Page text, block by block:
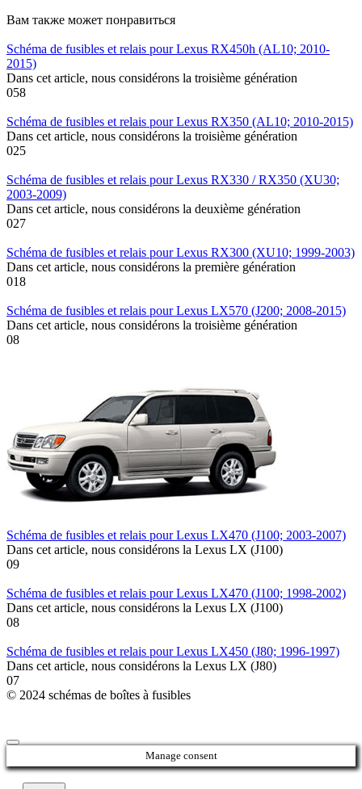
Вам также может понравиться
Schéma de fusibles et relais pour Lexus RX450h (AL10; 2010-
2015)
Dans cet article, nous considérons la troisième génération
058
Schéma de fusibles et relais pour Lexus RX350 (AL10; 2010-2015)
Dans cet article, nous considérons la troisième génération
025
Schéma de fusibles et relais pour Lexus RX330 / RX350 (XU30;
2003-2009)
Dans cet article, nous considérons la deuxième génération
027
Schéma de fusibles et relais pour Lexus RX300 (XU10; 1999-2003)
Dans cet article, nous considérons la première génération
018
Schéma de fusibles et relais pour Lexus LX570 (J200; 2008-2015)
Dans cet article, nous considérons la troisième génération
08
Schéma de fusibles et relais pour Lexus LX470 (J100; 2003-2007)
Dans cet article, nous considérons la Lexus LX (J100)
09
Schéma de fusibles et relais pour Lexus LX470 (J100; 1998-2002)
Dans cet article, nous considérons la Lexus LX (J100)
08
Schéma de fusibles et relais pour Lexus LX450 (J80; 1996-1997)
Dans cet article, nous considérons la Lexus LX (J80)
07
© 2024 schémas de boîtes à fusibles
Manage consent